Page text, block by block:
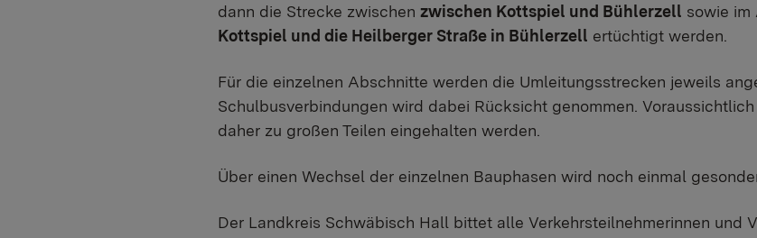
dann die Strecke zwischen zwischen Kottspiel und Bühlerzell sowie im
Kottspiel und die Heilberger Straße in Bühlerzell ertüchtigt werden.
Für die einzelnen Abschnitte werden die Umleitungsstrecken jeweils
Schulbusverbindungen wird dabei Rücksicht genommen.
daher zu großen Teilen eingehalten werden.
Über einen Wechsel der einzelnen Bauphasen wird noch einmal
Der Landkreis Schwäbisch Hall bittet alle Verkehrsteilnehmerinnen und